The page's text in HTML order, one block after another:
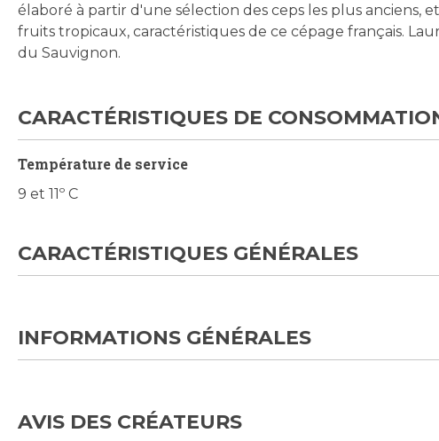
images
gallery
élaboré à partir d'une sélection des ceps les plus anciens,
fruits tropicaux, caractéristiques de ce cépage français.
du Sauvignon.
CARACTÉRISTIQUES DE
Température de service
9 et 11º C
CARACTÉRISTIQUES GÉNÉRALES
INFORMATIONS GÉNÉRALES
AVIS DES CRÉATEURS